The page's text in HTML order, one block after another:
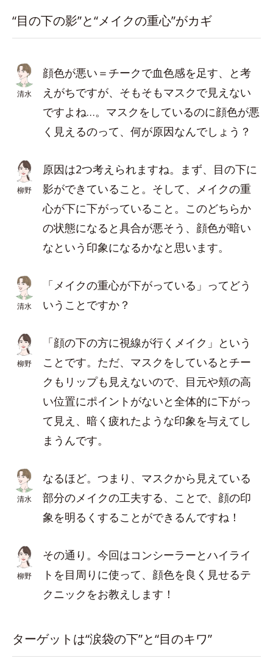
“目の下の影”と“メイクの重心”がカギ
清水
顔色が悪い＝チークで血色感を足す、と考
えがちですが、そもそもマスクで見えない
ですよね…。マスクをしているのに顔色が悪
く見えるのって、何が原因なんでしょう？
柳野
原因は2つ考えられますね。まず、目の下に
影ができていること。そして、メイクの重
心が下に下がっていること。このどちらか
の状態になると具合が悪そう、顔色が暗い
なという印象になるかなと思います。
清水
「メイクの重心が下がっている」ってどう
いうことですか？
柳野
「顔の下の方に視線が行くメイク」という
ことです。ただ、マスクをしているとチー
クもリップも見えないので、目元や頬の高
い位置にポイントがないと全体的に下がっ
て見え、暗く疲れたような印象を与えてし
まうんです。
清水
なるほど。つまり、マスクから見えている
部分のメイクの工夫する、ことで、顔の印
象を明るくすることができるんですね！
柳野
その通り。今回はコンシーラーとハイライ
トを目周りに使って、顔色を良く見せるテ
クニックをお教えします！
ターゲットは“涙袋の下”と“目のキワ”